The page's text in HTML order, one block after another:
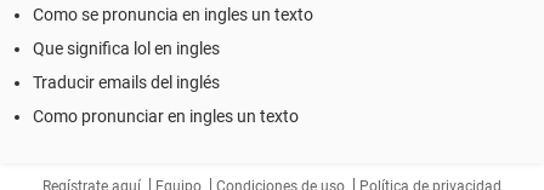
Como se pronuncia en ingles un texto
Que significa lol en ingles
Traducir emails del inglés
Como pronunciar en ingles un texto
Regístrate aquí Equipo Condiciones de uso Política de privacidad